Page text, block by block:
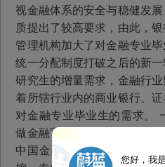
视金融体系的安全与稳健发
质提出了较高要求，由此，
管理机构加大了对金融专业
统一分配制度打破之后的新一
研究生的增量需求，金融行
着所辖行业内的商业银行、
对金融专业毕业生的需求。
做金融官员，对于金融研究
中国金融学是立足于宏观经
您好，我